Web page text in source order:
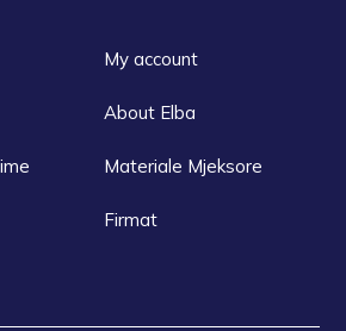
My account
About Elba
Materiale Mjeksore
Firmat